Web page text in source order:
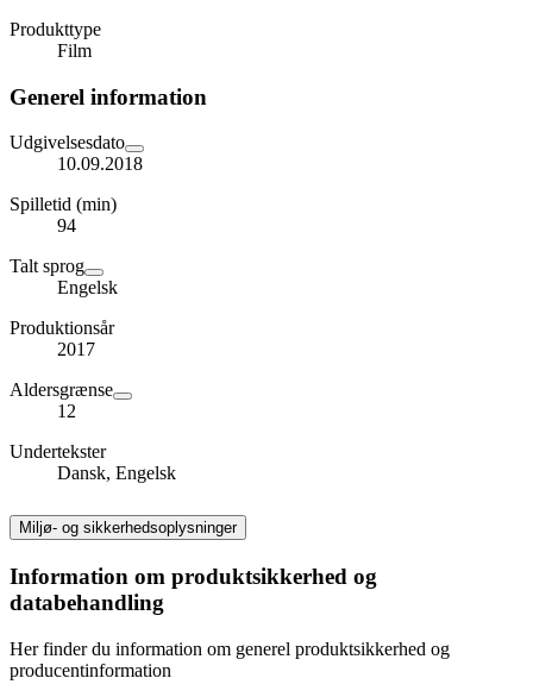
Produkttype
Film
Generel information
Udgivelsesdato
10.09.2018
Spilletid (min)
94
Talt sprog
Engelsk
Produktionsår
2017
Aldersgrænse
12
Undertekster
Dansk, Engelsk
Miljø- og sikkerhedsoplysninger
Information om produktsikkerhed og
databehandling
Her finder du information om generel produktsikkerhed og
producentinformation